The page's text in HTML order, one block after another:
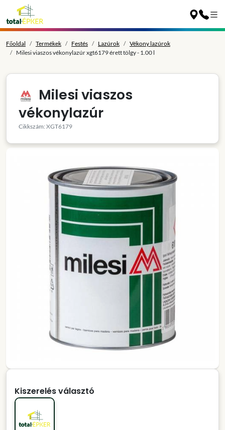
Főoldal Termékek Festés Lazúrok
Vékony lazúrok
Milesi viaszos vékonylazúr xgt6179 érett tölgy - 1.00 l
Milesi viaszos
vékonylazúr
Cikkszám: XGT6179
Kiszerelés választó